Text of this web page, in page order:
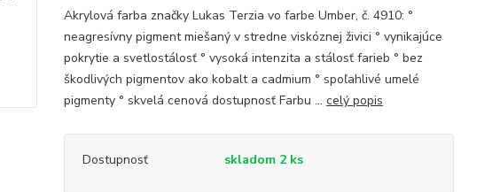
Akrylová farba značky Lukas Terzia vo farbe Umber, č. 4910: °
neagresívny pigment miešaný v stredne viskóznej živici ° vynikajúce
pokrytie a svetlostálosť ° vysoká intenzita a stálosť farieb ° bez
škodlivých pigmentov ako kobalt a cadmium ° spoľahlivé umelé
pigmenty ° skvelá cenová dostupnosť Farbu ... celý popis
Dostupnosť skladom 2 ks